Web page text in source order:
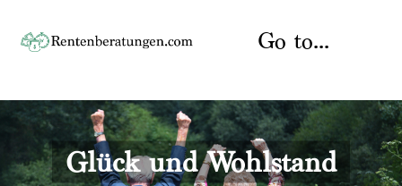
content
Go to...
Startseite
Rente
Über unsGlück und Wohlstand